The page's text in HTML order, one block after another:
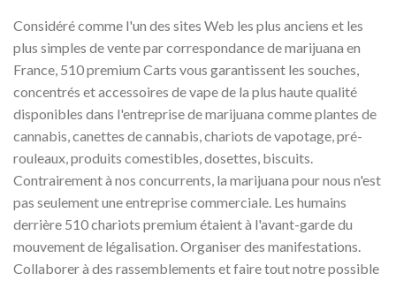
Considéré comme l'un des sites Web les plus anciens et les
plus simples de vente par correspondance de marijuana en
France, 510 premium Carts vous garantissent les souches,
concentrés et accessoires de vape de la plus haute qualité
disponibles dans l'entreprise de marijuana comme plantes de
cannabis, canettes de cannabis, chariots de vapotage, pré-
rouleaux, produits comestibles, dosettes, biscuits.
Contrairement à nos concurrents, la marijuana pour nous n'est
pas seulement une entreprise commerciale. Les humains
derrière 510 chariots premium étaient à l'avant-garde du
mouvement de légalisation. Organiser des manifestations.
Collaborer à des rassemblements et faire tout notre possible